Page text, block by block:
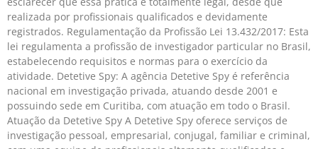
realizada por profissionais qualificados e devidamente
registrados. Regulamentação da Profissão Lei 13.432/2017: Esta
lei regulamenta a profissão de investigador particular no Brasil,
estabelecendo requisitos e normas para o exercício da
atividade. Detetive Spy: A agência Detetive Spy é referência
nacional em investigação privada, atuando desde 2001 e
possuindo sede em Curitiba, com atuação em todo o Brasil.
Atuação da Detetive Spy A Detetive Spy oferece serviços de
investigação pessoal, empresarial, conjugal, familiar e criminal,